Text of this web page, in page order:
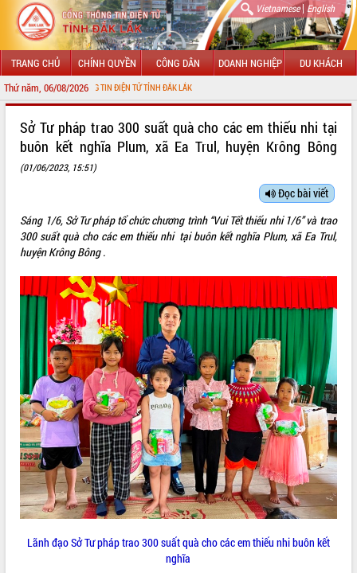
Vietnamese| English
TRANG CHỦ CHÍNH QUYỀN CÔNG DÂN DOANH NGHIỆP DU KHÁCH
Thứ năm, 06/08/2026
THÔNG TIN ĐIỆN TỬ TỈNH ĐẮK LẮK
LÃNH ĐẠO UBND TỈNH
SỞ, BAN, NGÀNH
UBND CÁC XÃ, PHƯỜNG
THÔNG TIN CHỈ ĐẠO ĐIỀU HÀNH
HỆ THỐNG VĂN BẢN
VĂN BẢN HĐND TỈNH
ĐIỂM TIN VĂN BẢN
QUY HOẠCH - KẾ HOẠCH
Sở Tư pháp trao 300 suất quà cho các em thiếu nhi tại
buôn kết nghĩa Plum, xã Ea Trul, huyện Krông Bông
(01/06/2023, 15:51)
Đọc bài viết
Sáng 1/6, Sở Tư pháp tổ chức chương trình “Vui Tết thiếu nhi 1/6” và trao
300 suất quà cho các em thiếu nhi tại buôn kết nghĩa Plum, xã Ea Trul,
huyện Krông Bông .
Lãnh đạo Sở Tư pháp trao 300 suất quà cho các em thiếu nhi buôn kết
nghĩa